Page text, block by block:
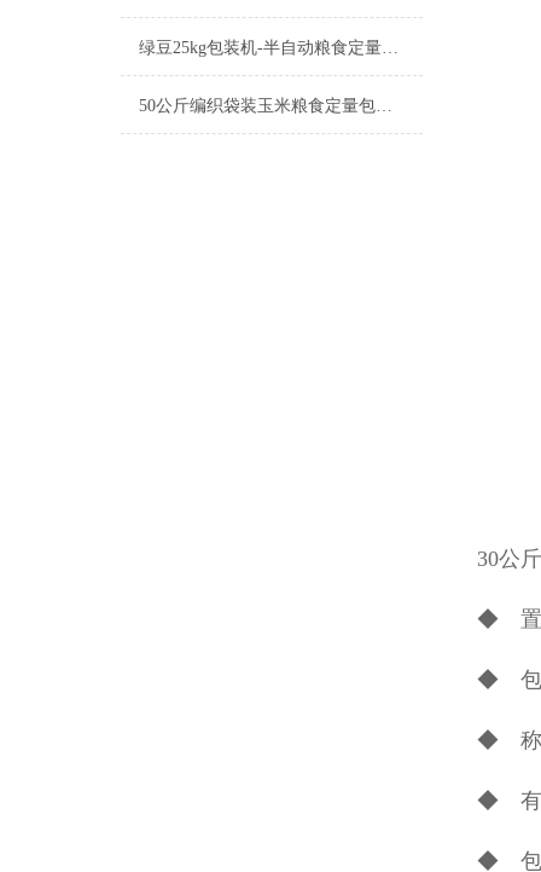
绿豆25kg包装机-半自动粮食定量包装秤产品简介
50公斤编织袋装玉米粮食定量包装秤产品简介
30公
◆ 置
◆ 包
◆ 称
◆ 有
◆ 包